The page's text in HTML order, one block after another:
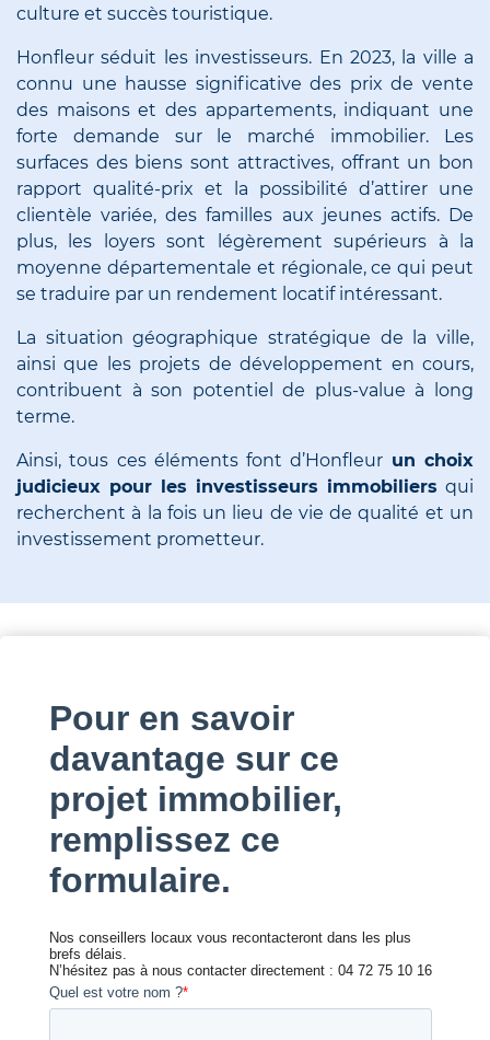
culture et succès touristique.
Honfleur séduit les investisseurs. En 2023, la ville a
connu une hausse significative des prix de vente
des maisons et des appartements, indiquant une
forte demande sur le marché immobilier. Les
surfaces des biens sont attractives, offrant un bon
rapport qualité-prix et la possibilité d’attirer une
clientèle variée, des familles aux jeunes actifs. De
plus, les loyers sont légèrement supérieurs à la
moyenne départementale et régionale, ce qui peut
se traduire par un rendement locatif intéressant.
La situation géographique stratégique de la ville,
ainsi que les projets de développement en cours,
contribuent à son potentiel de plus-value à long
terme.
Ainsi, tous ces éléments font d’Honfleur un choix
judicieux pour les investisseurs immobiliers qui
recherchent à la fois un lieu de vie de qualité et un
investissement prometteur.